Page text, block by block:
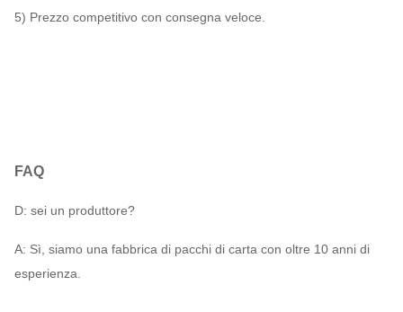
5) Prezzo competitivo con consegna veloce.
FAQ
D: sei un produttore?
A: Sì, siamo una fabbrica di pacchi di carta con oltre 10 anni di
esperienza.